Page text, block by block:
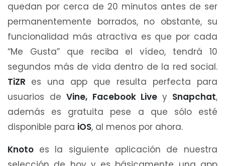
quedan por cerca de 20 minutos antes de ser
permanentemente borrados, no obstante, su
funcionalidad más atractiva es que por cada
“Me Gusta” que reciba el vídeo, tendrá 10
segundos más de vida dentro de la red social.
TiZR es una app que resulta perfecta para
usuarios de Vine, Facebook Live y Snapchat,
además es gratuita pese a que sólo esté
disponible para iOS, al menos por ahora.
Knoto es la siguiente aplicación de nuestra